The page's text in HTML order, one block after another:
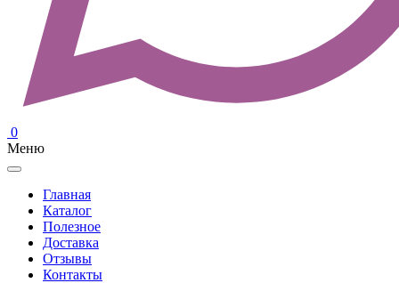
0
Меню
Главная
Каталог
Полезное
Доставка
Отзывы
Контакты